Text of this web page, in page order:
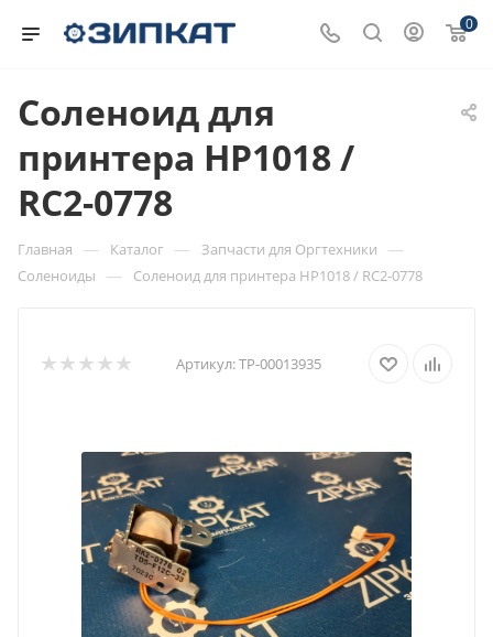
0
Соленоид для
принтера HP1018 /
RC2-0778
Главная — Каталог — Запчасти для Оргтехники —
Соленоиды — Соленоид для принтера HP1018 / RC2-0778
Артикул:ТР-00013935